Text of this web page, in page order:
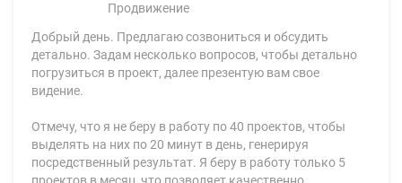
Продвижение
Добрый день. Предлагаю созвониться и обсудить
детально. Задам несколько вопросов, чтобы детально
погрузиться в проект, далее презентую вам свое
видение.
Отмечу, что я не беру в работу по 40 проектов, чтобы
выделять на них по 20 минут в день, генерируя
посредственный результат. Я беру в работу только 5